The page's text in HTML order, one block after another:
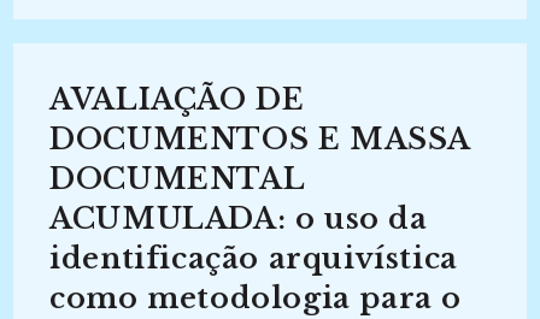
INFORMACIONAIS,
IDENTIFICAÇÃO
DE
TIPOS
DOCUMENTAIS
E
A
AVALIAÇÃO
DOCUMENTOS:
Um
Modelo
Processual
Para
A
AVALIAÇÃO DE
DOCUMENTOS E MASSA
DOCUMENTAL
ACUMULADA: o uso da
identificação arquivística
como metodologia para o